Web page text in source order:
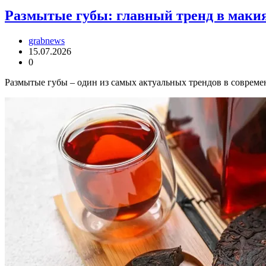
Размытые губы: главный тренд в
grabnews
15.07.2026
0
Размытые губы – один из самых актуальных трендов в